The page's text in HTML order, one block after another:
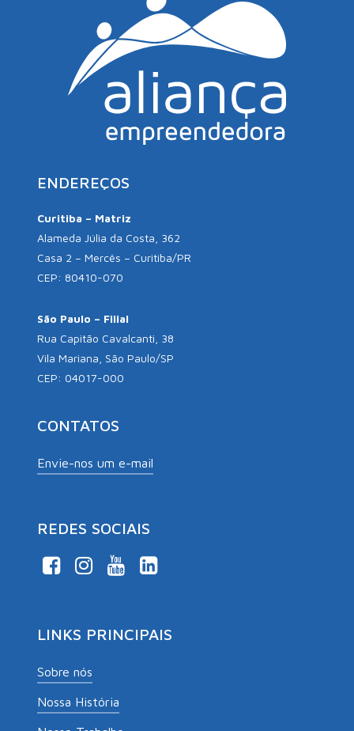
ENDEREÇOS
Curitiba – Matriz
Alameda Júlia da Costa, 362
Casa 2 – Mercês – Curitiba/PR
CEP: 80410-070
São Paulo – Filial
Rua Capitão Cavalcanti, 38
Vila Mariana, São Paulo/SP
CEP: 04017-000
CONTATOS
Envie-nos um e-mail
REDES SOCIAIS
LINKS PRINCIPAIS
Sobre nós
Nossa História